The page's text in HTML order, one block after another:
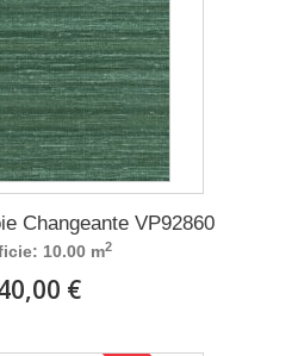
Changeante VP92860
10.00 m2
€